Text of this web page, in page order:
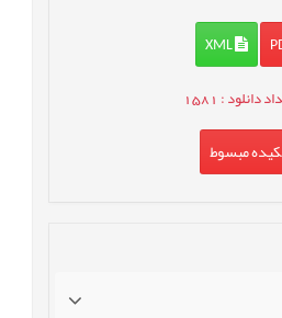
XML
دانلود: 1581
مبسوط